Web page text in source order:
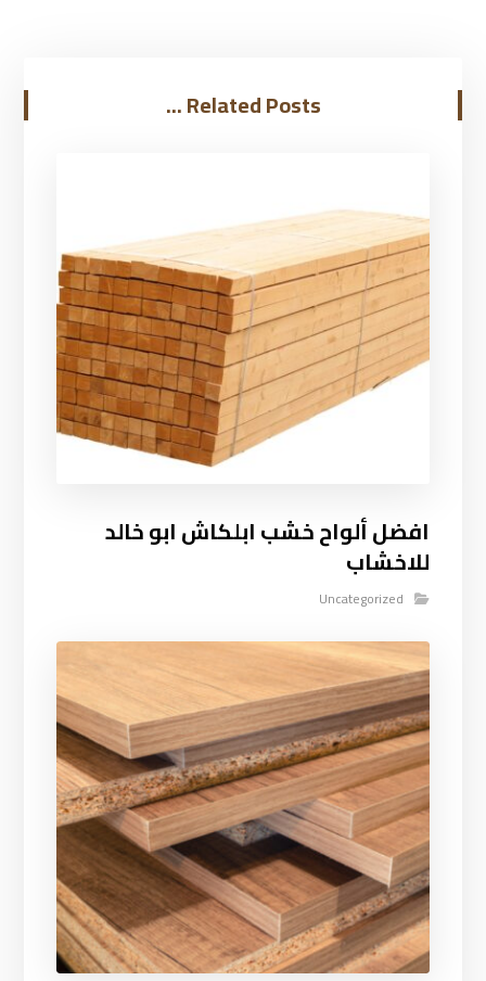
Related Posts ...
افضل ألواح خشب ابلكاش ابو خالد
للاخشاب
Uncategorized